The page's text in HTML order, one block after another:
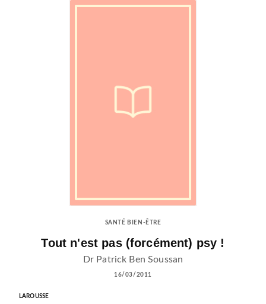
SANTÉ BIEN-ÊTRE
Tout n'est pas (forcément) psy !
Dr Patrick Ben Soussan
16/03/2011
LAROUSSE